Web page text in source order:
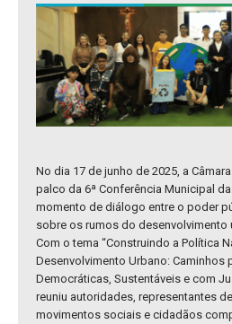
No dia 17 de junho de 2025, a
palco da 6ª Conferência Municipal
momento de diálogo entre o poder
sobre os rumos do desenvolvimento
Com o tema “Construindo a Política
Desenvolvimento Urbano: Caminhos
Democráticas, Sustentáveis e com
reuniu autoridades, representantes
movimentos sociais e cidadãos